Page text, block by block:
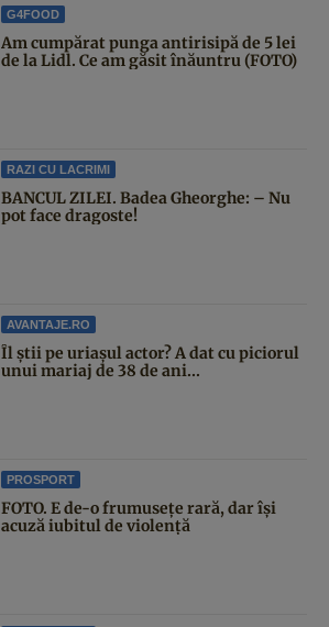
G4FOOD
Am cumpărat punga antirisipă de 5 lei
de la Lidl. Ce am găsit înăuntru (FOTO)
RAZI CU LACRIMI
BANCUL ZILEI. Badea Gheorghe: – Nu
pot face dragoste!
AVANTAJE.RO
Îl știi pe uriașul actor? A dat cu piciorul
unui mariaj de 38 de ani...
PROSPORT
FOTO. E de-o frumusețe rară, dar își
acuză iubitul de violență